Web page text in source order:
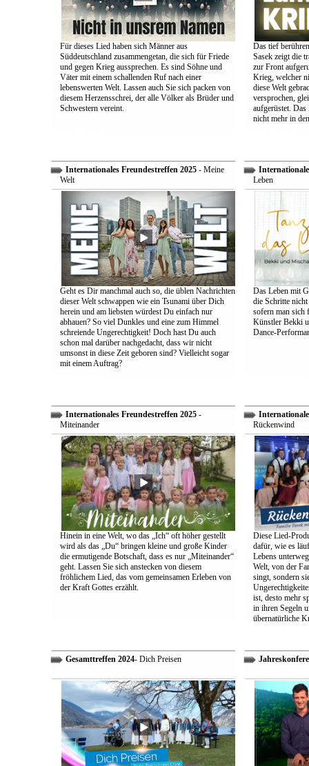
Für dieses Lied haben sich Männer aus
Süddeutschland zusammengetan, die sich für Friede
und gegen Krieg aussprechen. Es sind Söhne und
Väter mit einem schallenden Ruf nach einer
lebenswerten Welt. Lassen auch Sie sich packen von
diesem Herzensschrei, der alle Völker als Brüder und
Schwestern vereint.
Das tief
Sasek zeigt die
zur Front
Krieg, welcher
diese Welt
versprochen,
aufgerüstet.
nicht mehr in
Internationales Freundestreffen 2025- Meine
Welt
Geht es Dir manchmal auch so, die üblen Nachrichten
dieser Welt schwappen wie ein Tsunami über Dich
herein und am liebsten würdest Du einfach nur
abhauen? So viel Dunkles und eine zum Himmel
schreiende Ungerechtigkeit! Doch hast Du auch
schon mal darüber nachgedacht, dass wir nicht
umsonst in diese Zeit geboren sind? Vielleicht sogar
mit einem Auftrag?
Leben
Das Leben mit
die Schritte
sofern man sich
Künstler Bekki
Dance-
Internationales Freundestreffen 2025-
Miteinander
Hinein in eine Welt, wo das „Ich“ oft höher gestellt
wird als das „Du“ bringen kleine und große Kinder
die ermutigende Botschaft, dass es nur „Miteinander“
geht. Lassen Sie sich anstecken von diesem
fröhlichem Lied, das vom gemeinsamen Erleben von
der Kraft Gottes erzählt.
Rückenwind
Diese Lied-
dafür, wie es
Lebens
Welt, von der
singt, sondern
ist, desto mehr
in ihren Segeln
übernatürliche
Gesamttreffen 2024- Dich Preisen